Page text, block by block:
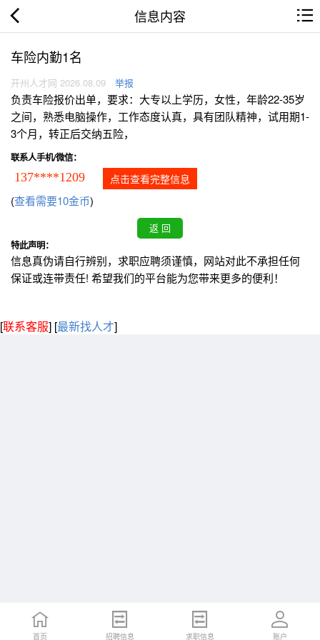
信息内容
车险内勤1名
开州人才网 2026.08.09 举报
负责车险报价出单，要求：大专以上学历，女性，年龄22-35岁
之间，熟悉电脑操作，工作态度认真，具有团队精神，试用期1-
3个月，转正后交纳五险，
联系人手机/微信：
137****1209 点击查看完整信息
(查看需要10金币)
特此声明：
信息真伪请自行辨别，求职应聘须谨慎，网站对此不承担任何
保证或连带责任! 希望我们的平台能为您带来更多的便利！
[联系客服] [最新找人才]
首页 招聘信息 求职信息 账户